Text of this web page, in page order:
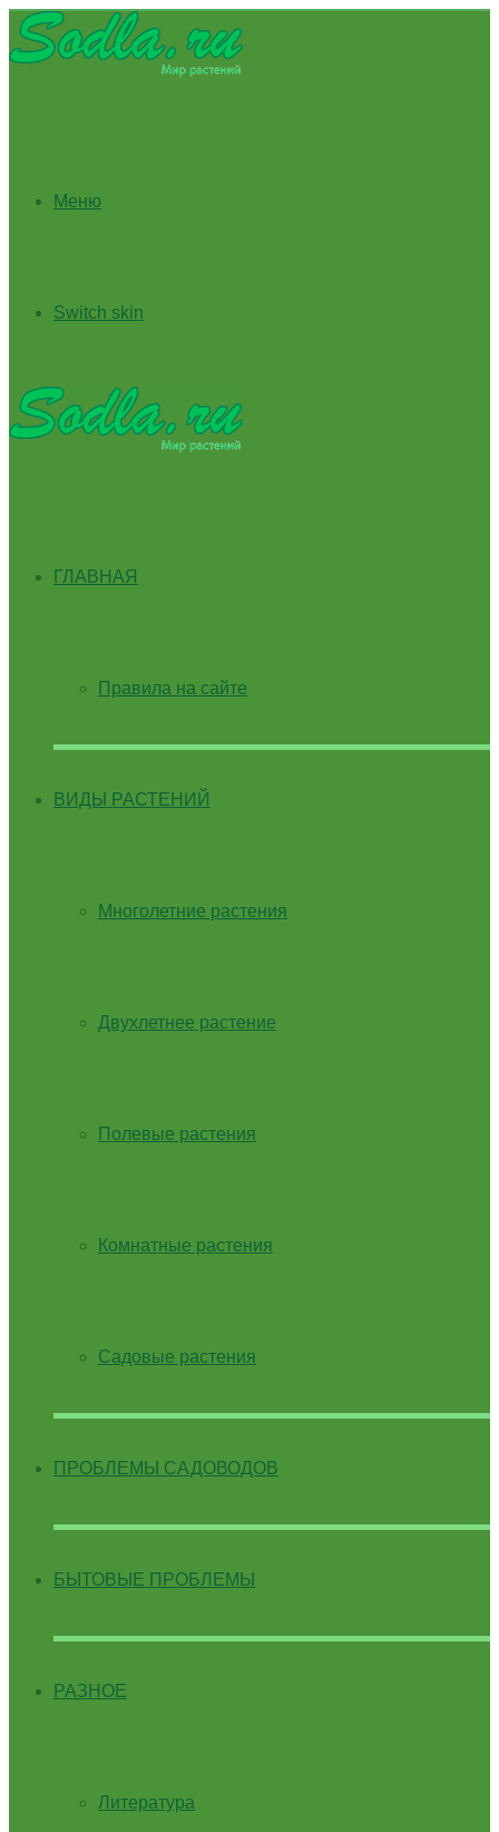
Меню
Switch skin
ГЛАВНАЯ
Правила на сайте
ВИДЫ РАСТЕНИЙ
Многолетние растения
Двухлетнее растение
Полевые растения
Комнатные растения
Садовые растения
ПРОБЛЕМЫ САДОВОДОВ
БЫТОВЫЕ ПРОБЛЕМЫ
РАЗНОЕ
Литература